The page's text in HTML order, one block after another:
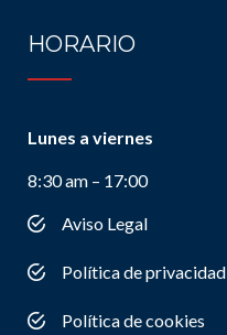
HORARIO
Lunes a viernes
8:30 am – 17:00
Aviso Legal
Política de privacidad
Política de cookies